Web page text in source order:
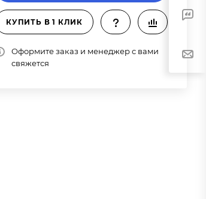
КУПИТЬ В 1 КЛИК
Оформите заказ и менеджер с вами
свяжется